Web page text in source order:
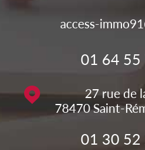
access-
01 64 55
27 rue de
78470 Saint-
01 30 52